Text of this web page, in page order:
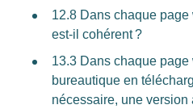
12.8 Dans chaque page
est-il cohérent ?
13.3 Dans chaque
bureautique en
nécessaire, une